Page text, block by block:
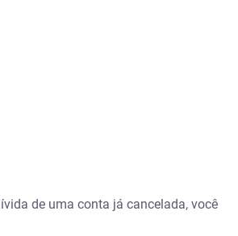
de uma conta já cancelada, você